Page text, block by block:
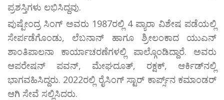
ಪ್ರಶಸ್ತಿಗಳು ಲಭಿಸಿದ್ದವು.
ಪುಷ್ಪೇಂದ್ರ ಸಿಂಗ್ ಅವರು 1987ರಲ್ಲಿ 4 ಪ್ಯಾರಾ ವಿಶೇಷ ಪಡೆಯಲ್ಲಿ
ಸೇರ್ಪಡೆಗೊಂಡು, ಲೆಬನಾನ್ ಹಾಗೂ ಶ್ರೀಲಂಕಾದ ಯುಎನ್
ಶಾಂತಿಪಾಲನಾ ಕಾರ್ಯಾಚರಣೆಗಳಲ್ಲಿ ಪಾಲ್ಗೊಂಡಿದ್ದಾರೆ. ಅವರು
ಆಪರೇಷನ್ ಪವನ್, ಮೇಘದೂತ್, ರಕ್ಷಕ್, ಆರ್ಕಿಡ್‌ನಲ್ಲಿ
ಭಾಗವಹಿಸಿದ್ದರು. 2022ರಲ್ಲಿ ರೈಸಿಂಗ್ ಸ್ಟಾರ್ ಕಾರ್ಪ್ಸ್‌ನ ಕಮಾಂಡರ್
ಆಗಿ ಸೇವೆ ಸಲ್ಲಿಸಿದರು.